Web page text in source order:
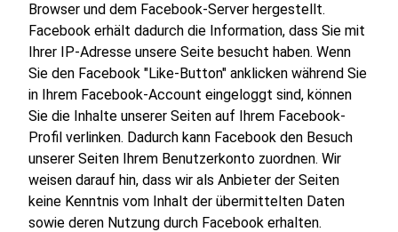
Browser und dem Facebook-Server hergestellt.
Facebook erhält dadurch die Information, dass Sie mit
Ihrer IP-Adresse unsere Seite besucht haben. Wenn
Sie den Facebook "Like-Button" anklicken während Sie
in Ihrem Facebook-Account eingeloggt sind, können
Sie die Inhalte unserer Seiten auf Ihrem Facebook-
Profil verlinken. Dadurch kann Facebook den Besuch
unserer Seiten Ihrem Benutzerkonto zuordnen. Wir
weisen darauf hin, dass wir als Anbieter der Seiten
keine Kenntnis vom Inhalt der übermittelten Daten
sowie deren Nutzung durch Facebook erhalten.